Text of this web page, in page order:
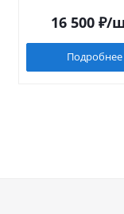
16 500₽/
Подробнее